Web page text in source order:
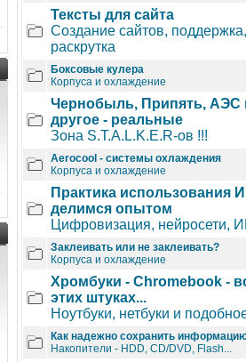
Тексты для сайта
Создание сайтов, поддержка,
раскрутка
Боксовые кулера
Корпуса и охлаждение
Чернобыль, Припять, АЭС
другое - реальные
Зона S.T.A.L.K.E.R-ов !!!
Aerocool - системы охлаждения
Корпуса и охлаждение
Практика использования
делимся опытом
Цифровизация, нейросети,
Заклеивать или не заклеивать?
Корпуса и охлаждение
Хромбуки - Chromebook -
этих штуках...
Ноутбуки, нетбуки и
Как надежно сохранить
Накопители - HDD, CD/DVD, Flash...